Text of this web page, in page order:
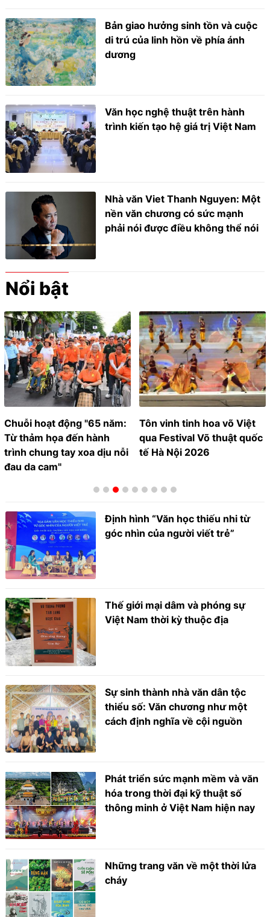
Bản giao hưởng sinh tồn và cuộc
di trú của linh hồn về phía ánh
dương
Văn học nghệ thuật trên hành
trình kiến tạo hệ giá trị Việt Nam
Nhà văn Viet Thanh Nguyen: Một
nền văn chương có sức mạnh
phải nói được điều không thể nói
Nổi bật
Chuỗi hoạt động "65 năm:
Từ thảm họa đến hành
trình chung tay xoa dịu nỗi
đau da cam"
Tôn vinh tinh hoa võ Việt
qua Festival Võ thuật quốc
tế Hà Nội 2026
Định hình “Văn học thiếu nhi từ
góc nhìn của người viết trẻ”
Thế giới mại dâm và phóng sự
Việt Nam thời kỳ thuộc địa
Sự sinh thành nhà văn dân tộc
thiểu số: Văn chương như một
cách định nghĩa về cội nguồn
Phát triển sức mạnh mềm và văn
hóa trong thời đại kỹ thuật số
thông minh ở Việt Nam hiện nay
Những trang văn về một thời lửa
cháy